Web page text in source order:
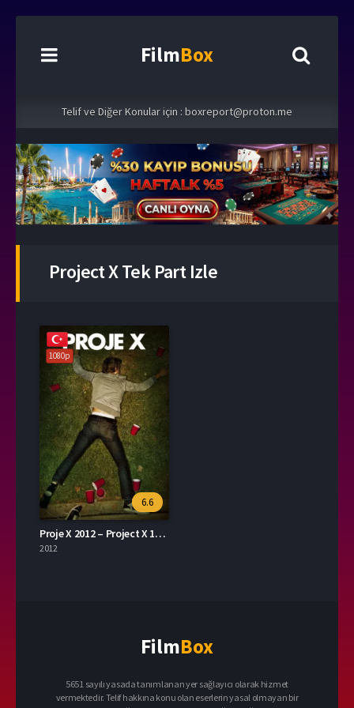
FilmBox
Telif ve Diğer Konular için : boxreport@proton.me
Project X Tek Part Izle
1080p
6.6
Proje X 2012 – Project X 1080p Turkce Dublaj izle
2012
FilmBox
5651 sayılı yasada tanımlanan yer sağlayıcı olarak hizmet
vermektedir. Telif hakkına konu olan eserlerin yasal olmayan bir